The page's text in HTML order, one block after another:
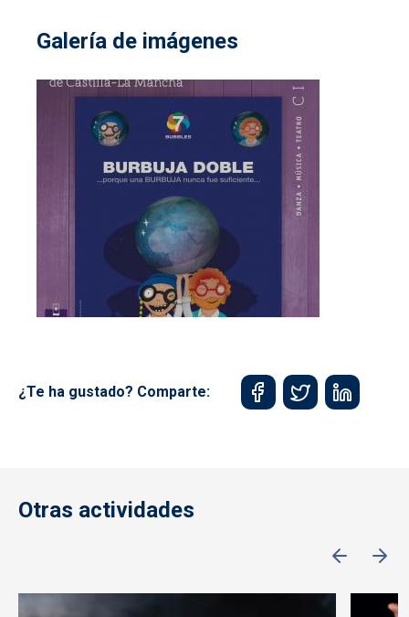
Galería de imágenes
¿Te ha gustado? Comparte:
Otras actividades